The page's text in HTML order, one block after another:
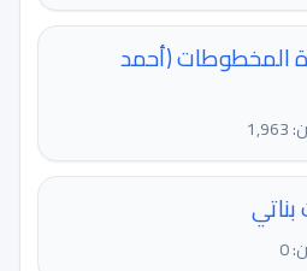
المخطوطات (أحمد
0